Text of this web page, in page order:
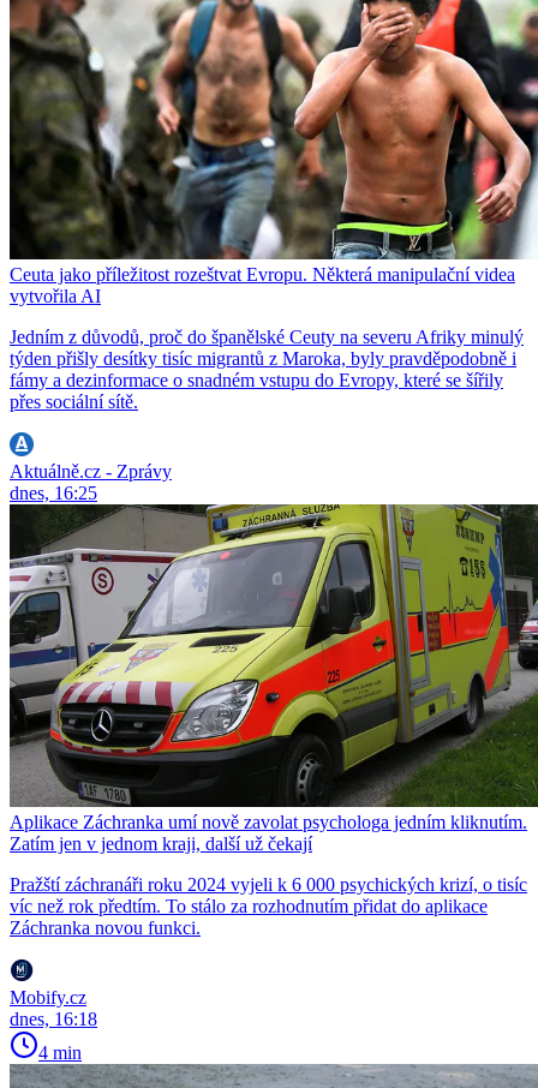
Ceuta jako příležitost rozeštvat Evropu. Některá manipulační videa
vytvořila AI
Jedním z důvodů, proč do španělské Ceuty na severu Afriky minulý
týden přišly desítky tisíc migrantů z Maroka, byly pravděpodobně i
fámy a dezinformace o snadném vstupu do Evropy, které se šířily
přes sociální sítě.
Aktuálně.cz - Zprávy
dnes, 16:25
Aplikace Záchranka umí nově zavolat psychologa jedním kliknutím.
Zatím jen v jednom kraji, další už čekají
Pražští záchranáři roku 2024 vyjeli k 6 000 psychických krizí, o tisíc
víc než rok předtím. To stálo za rozhodnutím přidat do aplikace
Záchranka novou funkci.
Mobify.cz
dnes, 16:18
4 min